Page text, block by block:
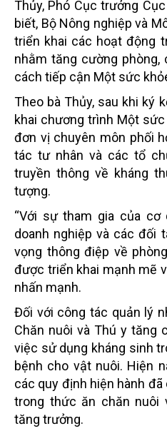
Thủy, Phó Cục trưởng
biết, Bộ Nông nghiệp và
triển khai các hoạt động
nhằm tăng cường phòng,
cách tiếp cận Một sức
Theo bà Thủy, sau khi ký
khai chương trình Một
đơn vị chuyên môn phối
tác tư nhân và các tổ
truyền thông về kháng
tượng.
“Với sự tham gia của cơ
doanh nghiệp và các đối
vọng thông điệp về
được triển khai mạnh mẽ
nhấn mạnh.
Đối với công tác quản lý
Chăn nuôi và Thú y tăng
việc sử dụng kháng sinh
bệnh cho vật nuôi. Hiện
các quy định hiện hành
trong thức ăn chăn nuôi
tăng trưởng.